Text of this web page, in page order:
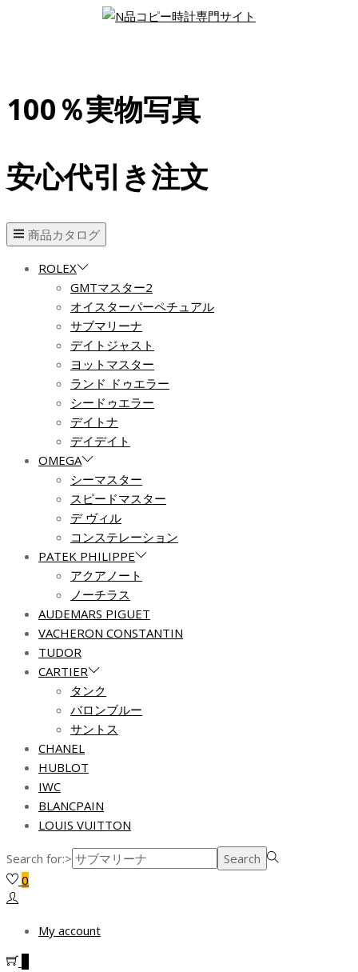
100％実物写真
安心代引き注文
商品カタログ
ROLEX
GMTマスター2
オイスターパーペチュアル
サブマリーナ
デイトジャスト
ヨットマスター
ランド ドゥエラー
シードゥエラー
デイトナ
デイデイト
OMEGA
シーマスター
スピードマスター
デ ヴィル
コンステレーション
PATEK PHILIPPE
アクアノート
ノーチラス
AUDEMARS PIGUET
VACHERON CONSTANTIN
TUDOR
CARTIER
タンク
バロンブルー
サントス
CHANEL
HUBLOT
IWC
BLANCPAIN
LOUIS VUITTON
Search for:>
Search
0
My account